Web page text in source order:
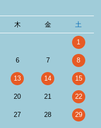
木 金 土
1
6 7 8
13 14 15
20 21 22
27 28 29